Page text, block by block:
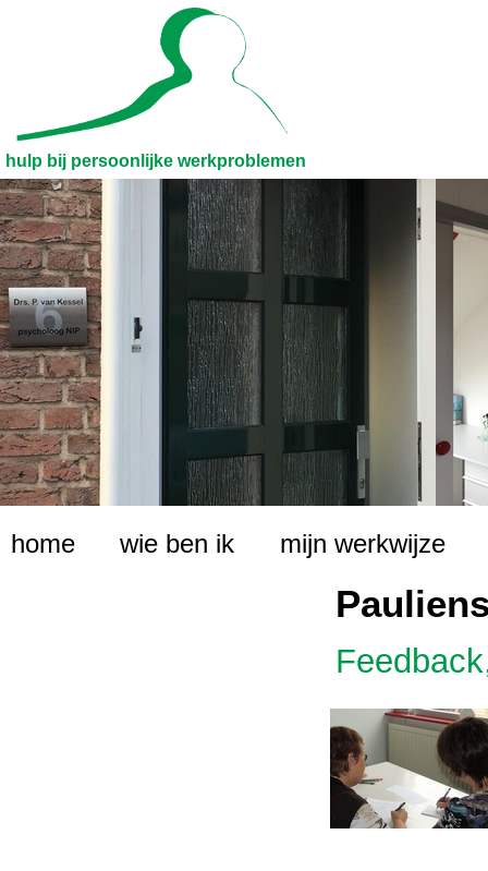
hulp bij persoonlijke werkproblemen
home wie ben ik mijn werkwijze